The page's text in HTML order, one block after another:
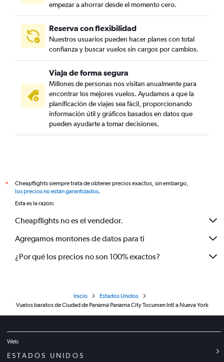
empezar a ahorrar desde el momento cero.
Reserva con flexibilidad
Nuestros usuarios pueden hacer planes con total
confianza y buscar vuelos sin cargos por cambios.
Viaja de forma segura
Millones de personas nos visitan anualmente para
encontrar los mejores vuelos. Ayudamos a que la
planificación de viajes sea fácil, proporcionando
información útil y gráficos basados en datos que
pueden ayudarte a tomar decisiones.
*
Cheapflights siempre trata de obtener precios exactos, sin embargo,
los precios no están garantizados.
Esta es la razón:
Cheapflights no es el vendedor.
Agregamos montones de datos para ti
¿Por qué los precios no son 100% exactos?
Inicio
Estados Unidos
Vuelos baratos de Ciudad de Panamá Panama City Tocumen Intl a Nueva York
Web
ESTADOS UNIDOS